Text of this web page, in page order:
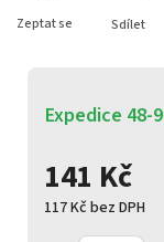
141 Kč
117 Kč bez DPH
Expedice 48-
Zeptat se Sdílet